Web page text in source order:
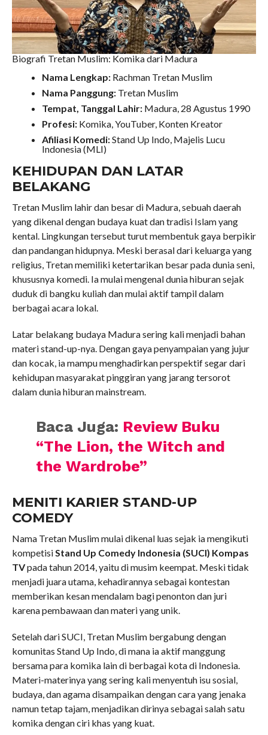
Biografi Tretan Muslim: Komika dari Madura
Nama Lengkap:Rachman Tretan Muslim
Nama Panggung:Tretan Muslim
Tempat, Tanggal Lahir:Madura, 28 Agustus 1990
Profesi:Komika, YouTuber, Konten Kreator
Afiliasi Komedi:Stand Up Indo, Majelis Lucu
Indonesia (MLI)
KEHIDUPAN DAN LATAR
BELAKANG
Tretan Muslim lahir dan besar di Madura, sebuah daerah
yang dikenal dengan budaya kuat dan tradisi Islam yang
kental. Lingkungan tersebut turut membentuk gaya berpikir
dan pandangan hidupnya. Meski berasal dari keluarga yang
religius, Tretan memiliki ketertarikan besar pada dunia seni,
khususnya komedi. Ia mulai mengenal dunia hiburan sejak
duduk di bangku kuliah dan mulai aktif tampil dalam
berbagai acara lokal.
Latar belakang budaya Madura sering kali menjadi bahan
materi stand-up-nya. Dengan gaya penyampaian yang jujur
dan kocak, ia mampu menghadirkan perspektif segar dari
kehidupan masyarakat pinggiran yang jarang tersorot
dalam dunia hiburan mainstream.
Baca Juga: Review Buku
“The Lion, the Witch and
the Wardrobe”
MENITI KARIER STAND-UP
COMEDY
Nama Tretan Muslim mulai dikenal luas sejak ia mengikuti
kompetisi Stand Up Comedy Indonesia (SUCI) Kompas
TVpada tahun 2014, yaitu di musim keempat. Meski tidak
menjadi juara utama, kehadirannya sebagai kontestan
memberikan kesan mendalam bagi penonton dan juri
karena pembawaan dan materi yang unik.
Setelah dari SUCI, Tretan Muslim bergabung dengan
komunitas Stand Up Indo, di mana ia aktif manggung
bersama para komika lain di berbagai kota di Indonesia.
Materi-materinya yang sering kali menyentuh isu sosial,
budaya, dan agama disampaikan dengan cara yang jenaka
namun tetap tajam, menjadikan dirinya sebagai salah satu
komika dengan ciri khas yang kuat.